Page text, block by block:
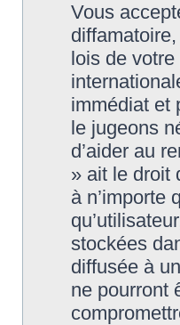
Vous
lois de
immédiat et
le jugeons
d’aider au
» ait le droit
à n’importe
stockées
diffusée à
ne pourront